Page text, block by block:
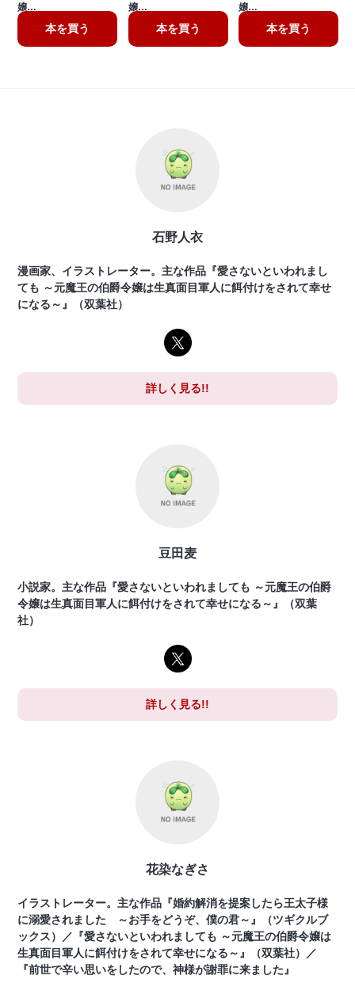
嬢…
本を買う
嬢…
本を買う
嬢…
本を買う
石野人衣
漫画家、イラストレーター。主な作品『愛さないといわれまし
ても ～元魔王の伯爵令嬢は生真面目軍人に餌付けをされて幸せ
になる～』（双葉社）
詳しく見る!!
豆田麦
小説家。主な作品『愛さないといわれましても ～元魔王の伯爵
令嬢は生真面目軍人に餌付けをされて幸せになる～』（双葉
社）
詳しく見る!!
花染なぎさ
イラストレーター。主な作品『婚約解消を提案したら王太子様
に溺愛されました ～お手をどうぞ、僕の君～』（ツギクルブ
ックス）／『愛さないといわれましても ～元魔王の伯爵令嬢は
生真面目軍人に餌付けをされて幸せになる～』（双葉社）／
『前世で辛い思いをしたので、神様が謝罪に来ました』